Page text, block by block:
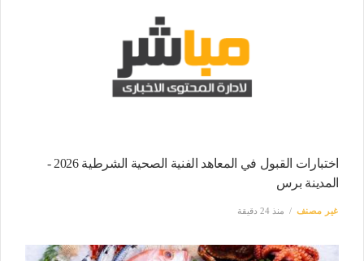
اختبارات القبول في المعاهد الفنية الصحية الشرطية 2026 -
المدينة برس
غير مصنف منذ 24 دقيقة